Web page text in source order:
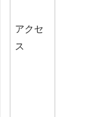
アクセ
ス